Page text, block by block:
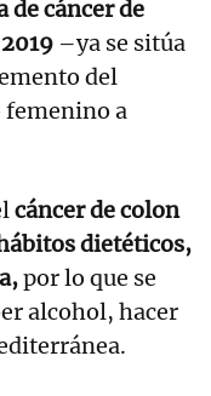
de cáncer de
–ya se sitúa
del
femenino a
cáncer de colon
dietéticos,
por lo que se
alcohol, hacer